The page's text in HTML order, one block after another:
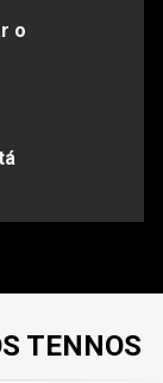
oentrar em
de sua
ou já
para
TENNOS